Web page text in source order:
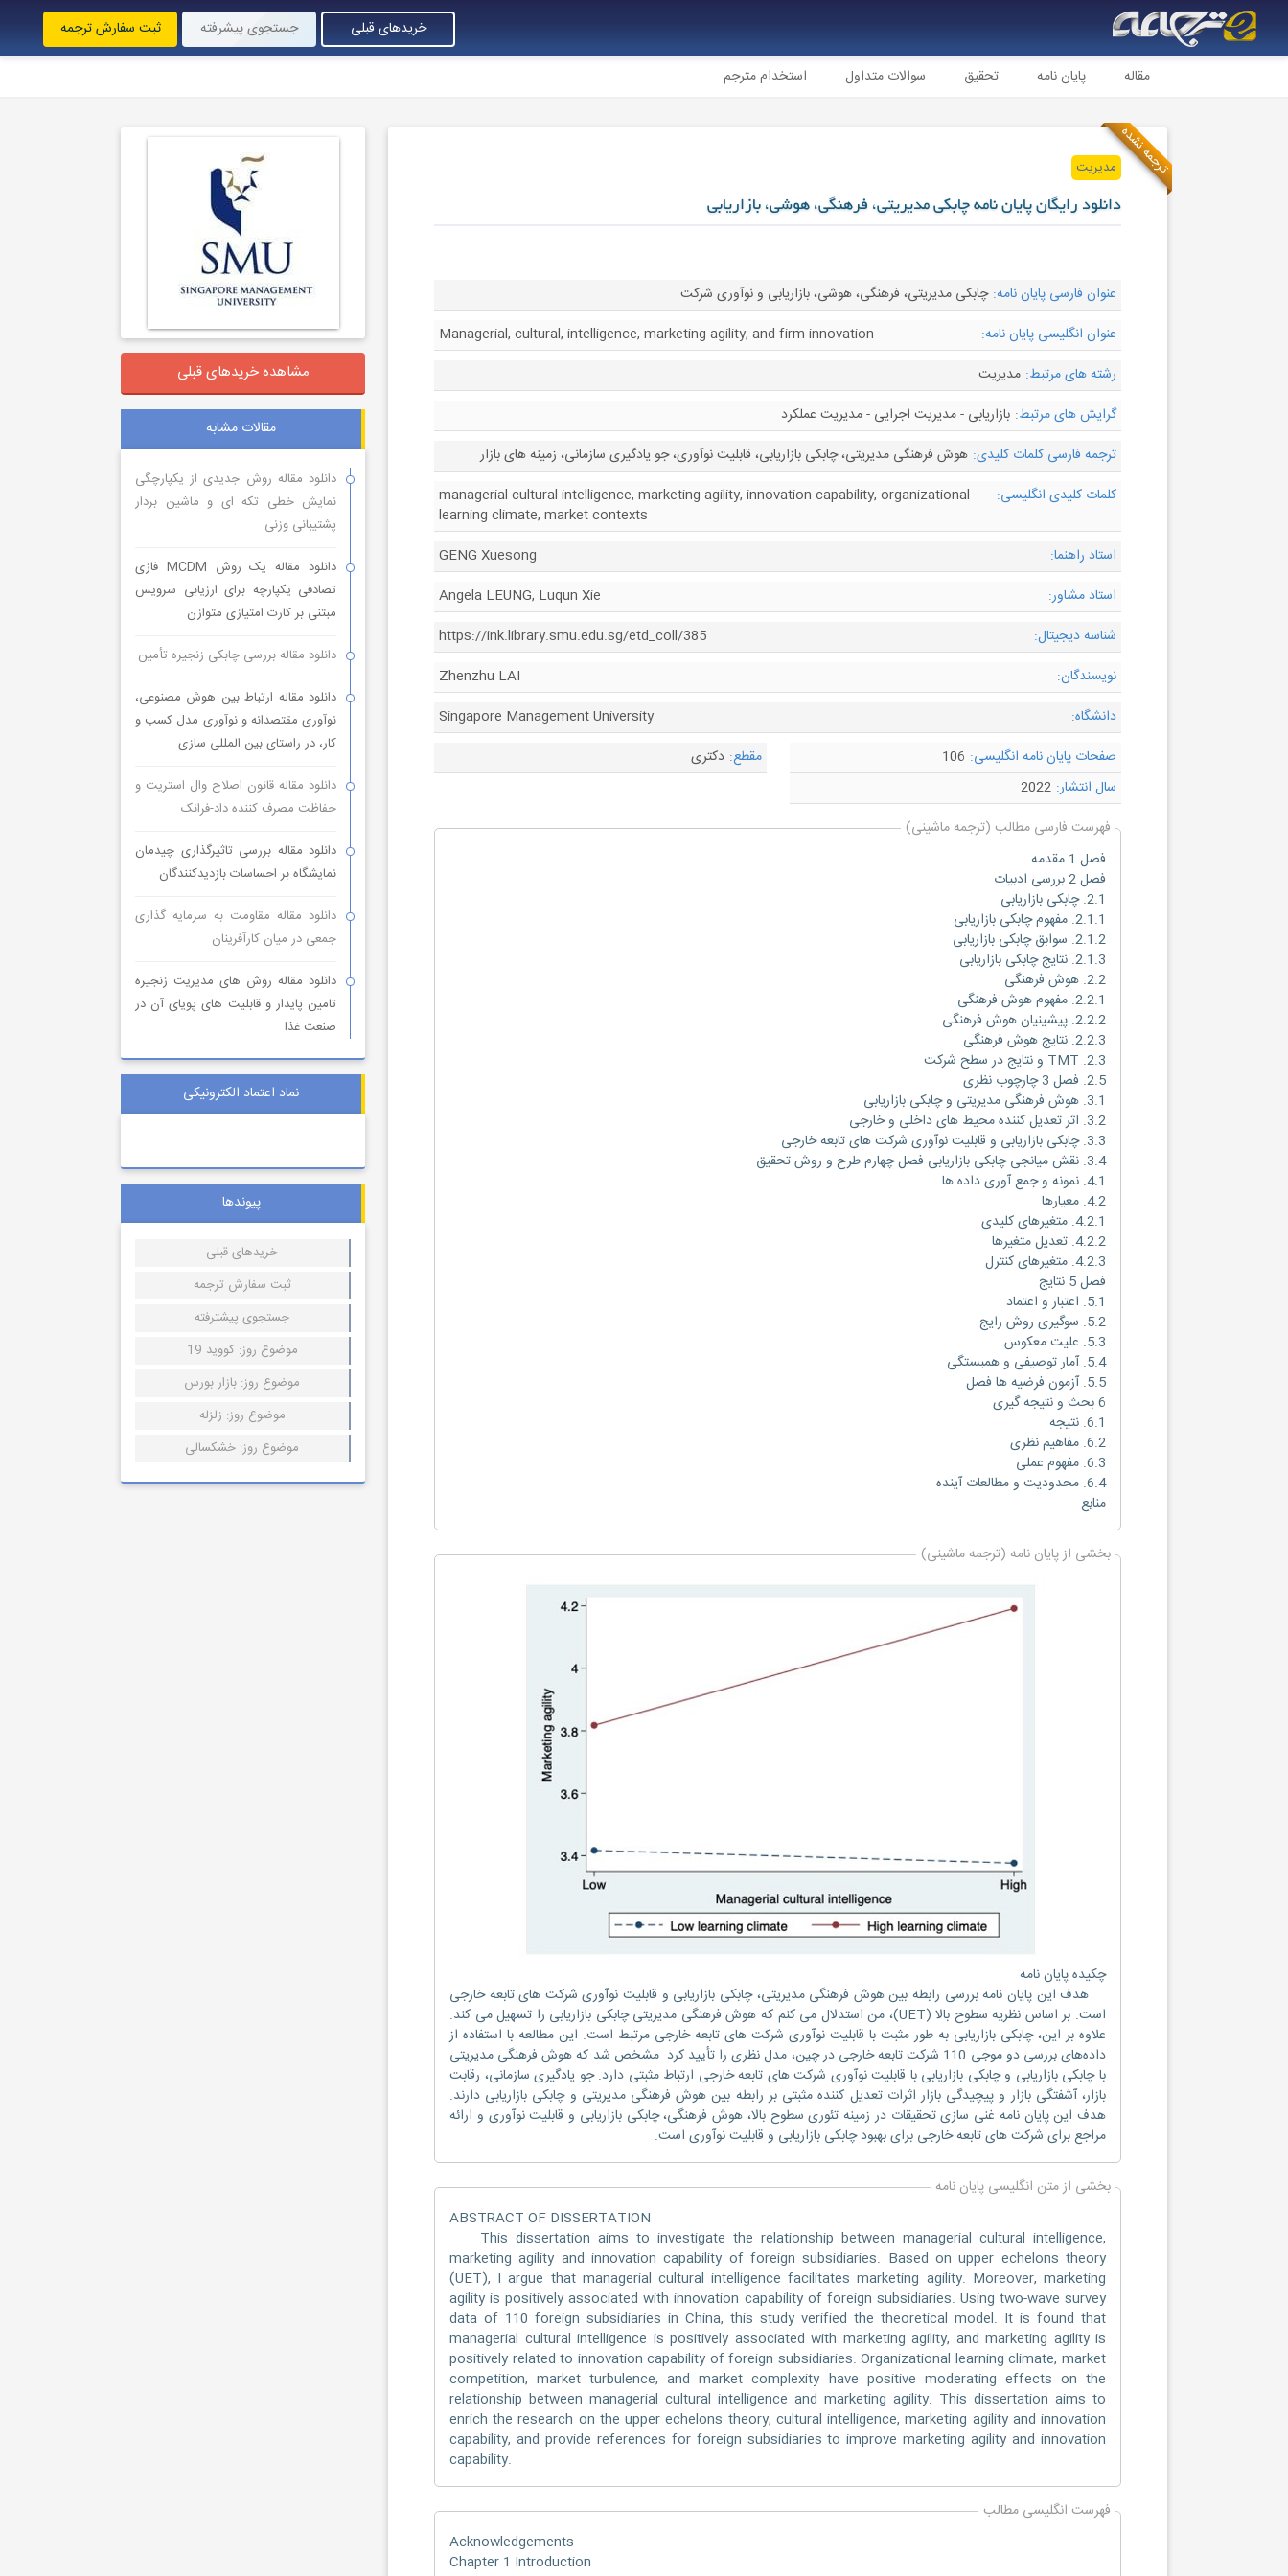
خریدهای قبلی جستجوی پیشرفته ثبت سفارش ترجمه
مقاله پایان نامه تحقیق سوالات متداول استخدام مترجم
ترجمه نشدهمدیریت
دانلود رایگان پایان نامه چابکی مدیریتی، فرهنگی، هوشی، بازاریابی
عنوان فارسی پایان نامه: چابکی مدیریتی، فرهنگی، هوشی، بازاریابی و نوآوری شرکت
عنوان انگلیسی پایان نامه:
Managerial, cultural, intelligence, marketing agility, and firm innovation
رشته های مرتبط: مدیریت
گرایش های مرتبط: بازاریابی - مدیریت اجرایی - مدیریت عملکرد
ترجمه فارسی کلمات کلیدی: هوش فرهنگی مدیریتی، چابکی بازاریابی، قابلیت نوآوری، جو یادگیری سازمانی، زمینه های بازار
کلمات کلیدی انگلیسی:
managerial cultural intelligence, marketing agility, innovation capability, organizational
learning climate, market contexts
استاد راهنما:
GENG Xuesong
استاد مشاور:
Angela LEUNG, Luqun Xie
شناسه دیجیتال:
https://ink.library.smu.edu.sg/etd_coll/385
نویسندگان:
Zhenzhu LAI
دانشگاه:
Singapore Management University
صفحات پایان نامه انگلیسی: 106 مقطع: دکتری
سال انتشار: 2022
فهرست فارسی مطالب (ترجمه ماشینی)
فصل 1 مقدمه
فصل 2 بررسی ادبیات
2.1. چابکی بازاریابی
2.1.1. مفهوم چابکی بازاریابی
2.1.2. سوابق چابکی بازاریابی
2.1.3. نتایج چابکی بازاریابی
2.2. هوش فرهنگی
2.2.1. مفهوم هوش فرهنگی
2.2.2. پیشینیان هوش فرهنگی
2.2.3. نتایج هوش فرهنگی
2.3. TMT و نتایج در سطح شرکت
2.5. فصل 3 چارچوب نظری
3.1. هوش فرهنگی مدیریتی و چابکی بازاریابی
3.2. اثر تعدیل کننده محیط های داخلی و خارجی
3.3. چابکی بازاریابی و قابلیت نوآوری شرکت های تابعه خارجی
3.4. نقش میانجی چابکی بازاریابی فصل چهارم طرح و روش تحقیق
4.1. نمونه و جمع آوری داده ها
4.2. معیارها
4.2.1. متغیرهای کلیدی
4.2.2. تعدیل متغیرها
4.2.3. متغیرهای کنترل
فصل 5 نتایج
5.1. اعتبار و اعتماد
5.2. سوگیری روش رایج
5.3. علیت معکوس
5.4. آمار توصیفی و همبستگی
5.5. آزمون فرضیه ها فصل
6 بحث و نتیجه گیری
6.1. نتیجه
6.2. مفاهیم نظری
6.3. مفهوم عملی
6.4. محدودیت و مطالعات آینده
منابع
بخشی از پایان نامه (ترجمه ماشینی)
چکیده پایان نامه
هدف این پایان نامه بررسی رابطه بین هوش فرهنگی مدیریتی، چابکی بازاریابی و قابلیت نوآوری شرکت های تابعه خارجی
است. بر اساس نظریه سطوح بالا (UET)، من استدلال می کنم که هوش فرهنگی مدیریتی چابکی بازاریابی را تسهیل می کند.
علاوه بر این، چابکی بازاریابی به طور مثبت با قابلیت نوآوری شرکت های تابعه خارجی مرتبط است. این مطالعه با استفاده از
داده‌های بررسی دو موجی 110 شرکت تابعه خارجی در چین، مدل نظری را تأیید کرد. مشخص شد که هوش فرهنگی مدیریتی
با چابکی بازاریابی و چابکی بازاریابی با قابلیت نوآوری شرکت های تابعه خارجی ارتباط مثبتی دارد. جو یادگیری سازمانی، رقابت
بازار، آشفتگی بازار و پیچیدگی بازار اثرات تعدیل کننده مثبتی بر رابطه بین هوش فرهنگی مدیریتی و چابکی بازاریابی دارند.
هدف این پایان نامه غنی سازی تحقیقات در زمینه تئوری سطوح بالا، هوش فرهنگی، چابکی بازاریابی و قابلیت نوآوری و ارائه
مراجع برای شرکت های تابعه خارجی برای بهبود چابکی بازاریابی و قابلیت نوآوری است.
بخشی از متن انگلیسی پایان نامه
ABSTRACT OF DISSERTATION
This dissertation aims to investigate the relationship between managerial cultural intelligence,
marketing agility and innovation capability of foreign subsidiaries. Based on upper echelons theory
(UET), I argue that managerial cultural intelligence facilitates marketing agility. Moreover, marketing
agility is positively associated with innovation capability of foreign subsidiaries. Using two-wave survey
data of 110 foreign subsidiaries in China, this study verified the theoretical model. It is found that
managerial cultural intelligence is positively associated with marketing agility, and marketing agility is
positively related to innovation capability of foreign subsidiaries. Organizational learning climate, market
competition, market turbulence, and market complexity have positive moderating effects on the
relationship between managerial cultural intelligence and marketing agility. This dissertation aims to
enrich the research on the upper echelons theory, cultural intelligence, marketing agility and innovation
capability, and provide references for foreign subsidiaries to improve marketing agility and innovation
capability.
فهرست انگلیسی مطالب
Acknowledgements
Chapter 1 Introduction
مشاهده خریدهای قبلی
مقالات مشابه
دانلود مقاله روش جدیدی از یکپارچگی
نمایش خطی تکه ای و ماشین بردار
پشتیبانی وزنی
دانلود مقاله یک روش MCDM فازی
تصادفی یکپارچه برای ارزیابی سرویس
مبتنی بر کارت امتیازی متوازن
دانلود مقاله بررسی چابکی زنجیره تأمین
دانلود مقاله ارتباط بین هوش مصنوعی،
نوآوری مقتصدانه و نوآوری مدل کسب و
کار، در راستای بین المللی سازی
دانلود مقاله قانون اصلاح وال استریت و
حفاظت مصرف کننده داد-فرانک
دانلود مقاله بررسی تاثیرگذاری چیدمان
نمایشگاه بر احساسات بازدیدکنندگان
دانلود مقاله مقاومت به سرمایه گذاری
جمعی در میان کارآفرینان
دانلود مقاله روش های مدیریت زنجیره
تامین پایدار و قابلیت های پویای آن در
صنعت غذا
نماد اعتماد الکترونیکی
پیوندها
خریدهای قبلی
ثبت سفارش ترجمه
جستجوی پیشترفته
موضوع روز: کووید 19
موضوع روز: بازار بورس
موضوع روز: زلزله
موضوع روز: خشکسالی